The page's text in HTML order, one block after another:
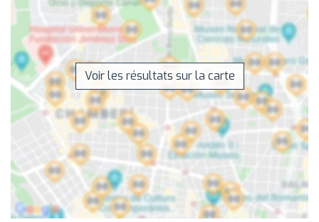
Voir les résultats sur la carte